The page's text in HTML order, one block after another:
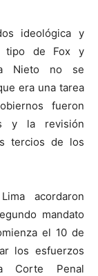
ideológica y
tipo de Fox y
Nieto no se
era una tarea
fueron
y la revisión
tercios de los
acordaron
mandato
el 10 de
los esfuerzos
Corte Penal